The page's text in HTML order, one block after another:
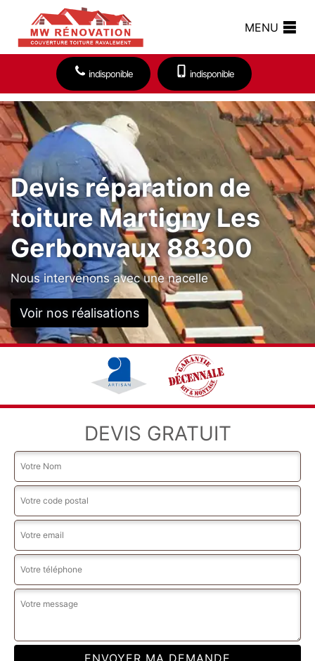
MENU
indisponible indisponible
Devis réparation de
toiture Martigny Les
Gerbonvaux 88300
Nous intervenons avec une nacelle
Voir nos réalisations
DEVIS GRATUIT